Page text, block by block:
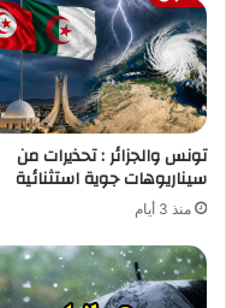
تونس والجزائر : تحذيرات من
سيناريوهات جوية استثنائية
منذ 3 أيام